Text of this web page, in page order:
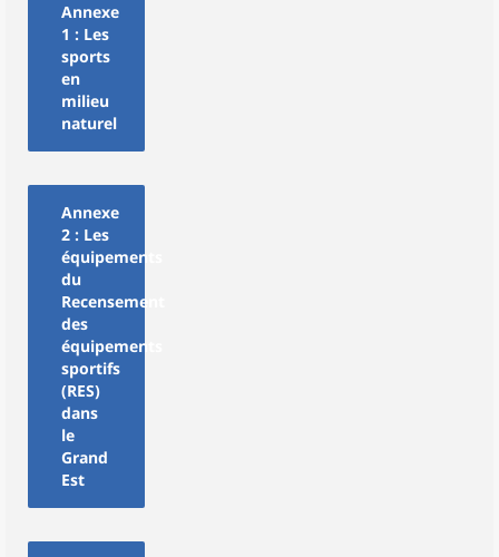
Annexe
1 : Les
sports
en
milieu
naturel
Annexe
2 : Les
équipements
du
Recensement
des
équipements
sportifs
(RES)
dans
le
Grand
Est